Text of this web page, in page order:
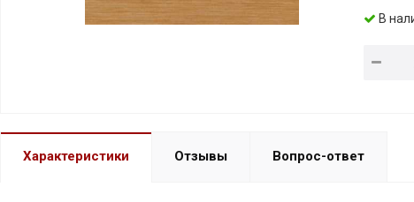
В
Характеристики Отзывы Вопрос-ответ